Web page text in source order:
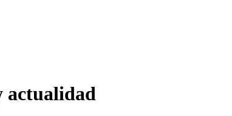
actualidad